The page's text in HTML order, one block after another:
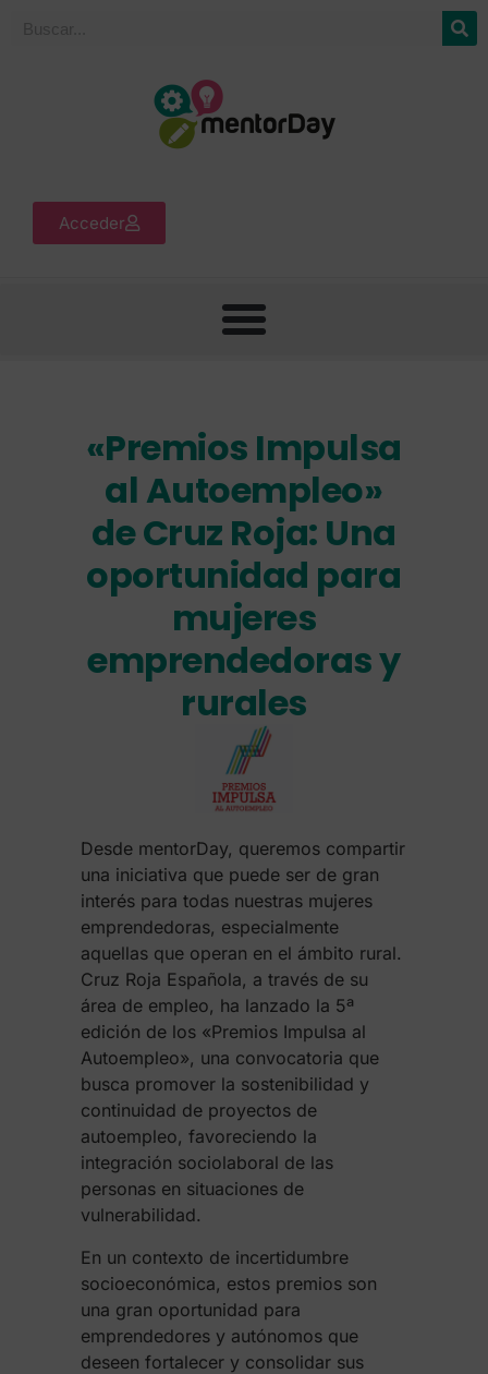
Acceder
«Premios Impulsa
al Autoempleo»
de Cruz Roja: Una
oportunidad para
mujeres
emprendedoras y
rurales
Desde mentorDay, queremos compartir
una iniciativa que puede ser de gran
interés para todas nuestras mujeres
emprendedoras, especialmente
aquellas que operan en el ámbito rural.
Cruz Roja Española, a través de su
área de empleo, ha lanzado la 5ª
edición de los «Premios Impulsa al
Autoempleo», una convocatoria que
busca promover la sostenibilidad y
continuidad de proyectos de
autoempleo, favoreciendo la
integración sociolaboral de las
personas en situaciones de
vulnerabilidad.
En un contexto de incertidumbre
socioeconómica, estos premios son
una gran oportunidad para
emprendedores y autónomos que
deseen fortalecer y consolidar sus